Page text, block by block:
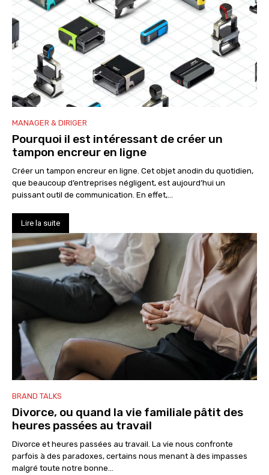
MANAGER & DIRIGER
Pourquoi il est intéressant de créer un
tampon encreur en ligne
Créer un tampon encreur en ligne. Cet objet anodin du quotidien,
que beaucoup d’entreprises négligent, est aujourd’hui un
puissant outil de communication. En effet,...
Lire la suite
BRAND TALKS
Divorce, ou quand la vie familiale pâtit des
heures passées au travail
Divorce et heures passées au travail. La vie nous confronte
parfois à des paradoxes, certains nous menant à des impasses
malgré toute notre bonne...